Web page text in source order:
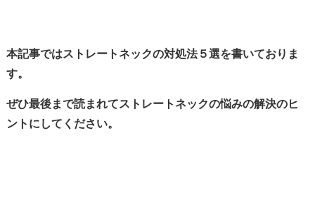
本記事ではストレートネックの対処法５選を書いておりま
す。
ぜひ最後まで読まれてストレートネックの悩みの解決のヒ
ントにしてください。